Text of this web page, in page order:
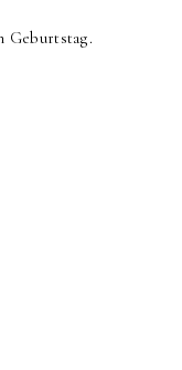
Geburtstag.